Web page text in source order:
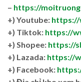
– https://
+) Youtube: https://
+) Tiktok: https://
+) Shopee: https://
+) Lazada: https://
+) Facebook: